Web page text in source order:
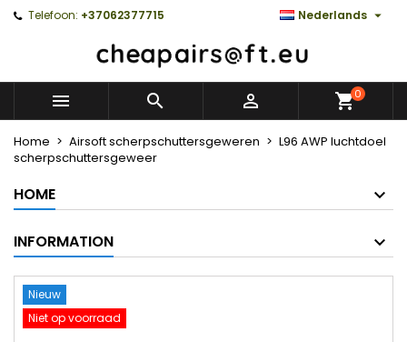
Telefoon: +37062377715 Nederlands 
   0
Home Airsoft scherpschuttersgeweren
L96 AWP luchtdoel
scherpschuttersgeweer
HOME
INFORMATION
Nieuw
Niet op voorraad